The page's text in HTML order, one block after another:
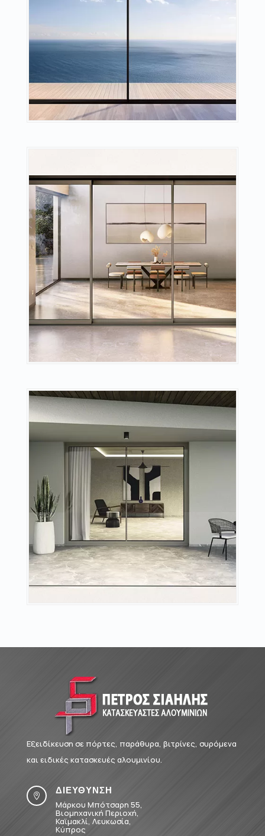
Εξειδίκευση σε πόρτες, παράθυρα, βιτρίνες, συρόμενα
και ειδικές κατασκευές αλουμινίου.

ΔΙΕΥΘΥΝΣΗ
Μάρκου Μπότσαρη 55,
Βιομηχανική Περιοχή,
Καϊμακλί, Λευκωσία,
Κύπρος